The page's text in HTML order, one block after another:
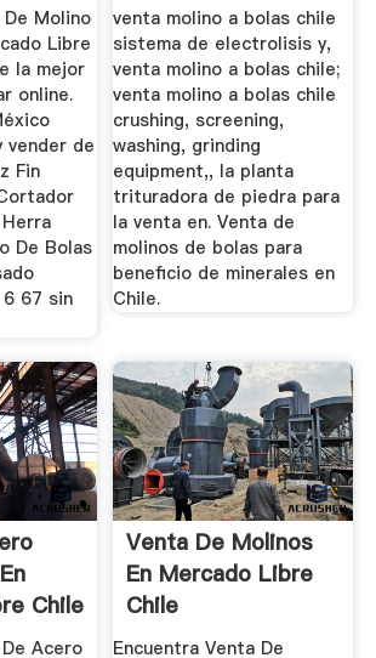
Molino
Libre
la mejor
online.
vender de
Fin
De Bolas
67 sin
venta molino a bolas chile
sistema de electrolisis y,
venta molino a bolas chile;
venta molino a bolas chile
crushing, screening,
washing, grinding
equipment,, la planta
trituradora de piedra para
la venta en. Venta de
molinos de bolas para
beneficio de minerales en
Chile.
Chile
Acero
Venta De Molinos
En Mercado Libre
Chile
Encuentra Venta De